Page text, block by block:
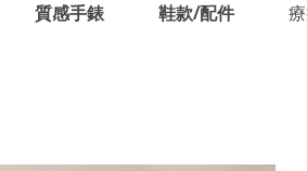
質感手錶 鞋款/配件